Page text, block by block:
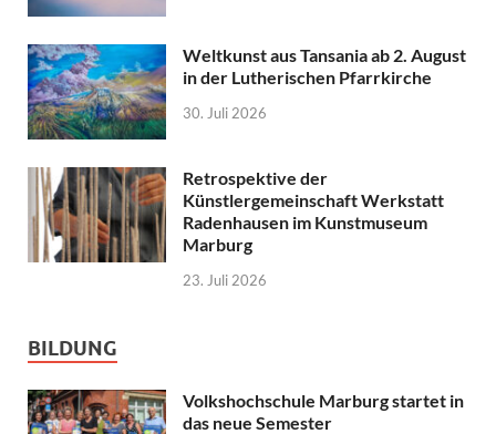
Weltkunst aus Tansania ab 2. August
in der Lutherischen Pfarrkirche
30. Juli 2026
Retrospektive der
Künstlergemeinschaft Werkstatt
Radenhausen im Kunstmuseum
Marburg
23. Juli 2026
BILDUNG
Volkshochschule Marburg startet in
das neue Semester